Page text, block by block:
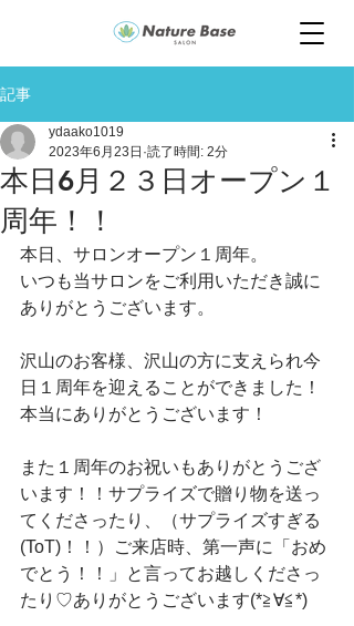
記事
本日6月２３日オープン１
周年！！
ydaako1019
2023年6月23日 読了時間: 2分
本日、サロンオープン１周年。
いつも当サロンをご利用いただき誠に
ありがとうございます。
沢山のお客様、沢山の方に支えられ今
日１周年を迎えることができました！
本当にありがとうございます！
また１周年のお祝いもありがとうござ
います！！サプライズで贈り物を送っ
てくださったり、（サプライズすぎる
(ToT)！！）ご来店時、第一声に「おめ
でとう！！」と言ってお越しくださっ
たり♡ありがとうございます(*≧∀≦*)